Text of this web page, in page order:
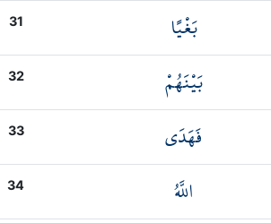
31 بَغْيًا
32 بَيْنَهُمْ
33 فَهَدَى
34 اللَّهُ